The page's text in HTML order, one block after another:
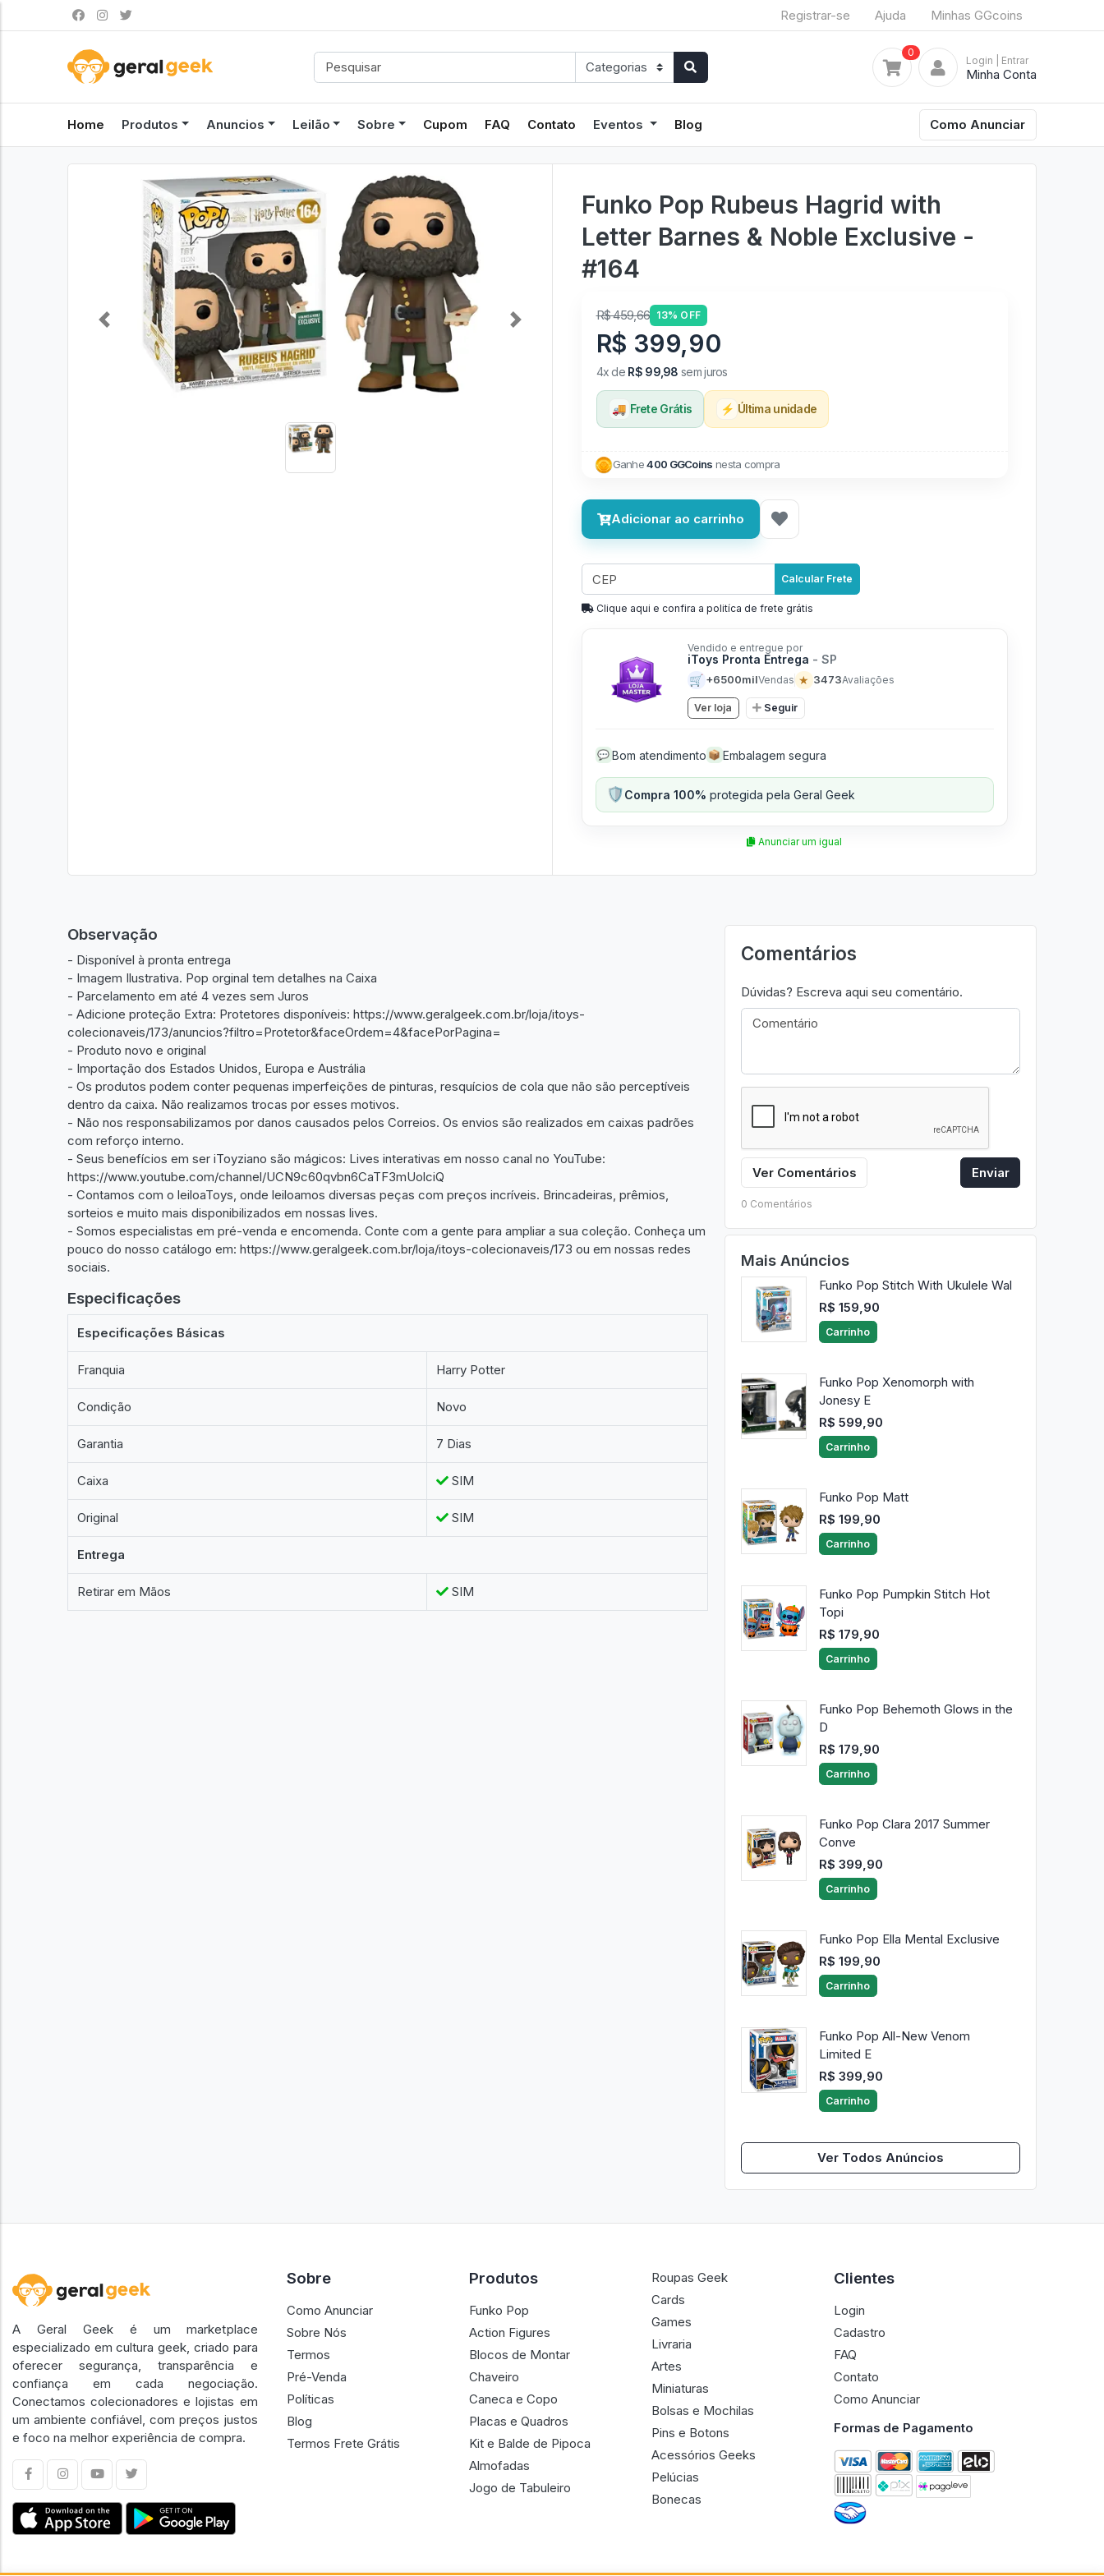
Registrar-se Ajuda Minhas GGcoins
0
Login | Entrar
Minha Conta
Home Produtos Anuncios Leilão Sobre Cupom FAQ Contato Eventos Blog Como Anunciar
Previous Next
Funko Pop Rubeus Hagrid with
Letter Barnes & Noble Exclusive -
#164
R$ 459,66 13% OFF
R$ 399,90
4x de R$ 99,98 sem juros
🚚 Frete Grátis ⚡ Última unidade
Ganhe400 GGCoins nesta compra
Adicionar ao carrinho
Calcular Frete
Clique aqui e confira a politíca de frete grátis
Vendido e entregue por
iToys Pronta Entrega - SP
🛒 +6500milVendas ★ 3473Avaliações
Ver loja Seguir
💬 Bom atendimento 📦 Embalagem segura
🛡️Compra 100% protegida pela Geral Geek
Anunciar um igual
Observação
- Disponível à pronta entrega
- Imagem Ilustrativa. Pop orginal tem detalhes na Caixa
- Parcelamento em até 4 vezes sem Juros
- Adicione proteção Extra: Protetores disponíveis: https://www.geralgeek.com.br/loja/itoys-
colecionaveis/173/anuncios?filtro=Protetor&faceOrdem=4&facePorPagina=
- Produto novo e original
- Importação dos Estados Unidos, Europa e Austrália
- Os produtos podem conter pequenas imperfeições de pinturas, resquícios de cola que não são perceptíveis
dentro da caixa. Não realizamos trocas por esses motivos.
- Não nos responsabilizamos por danos causados pelos Correios. Os envios são realizados em caixas padrões
com reforço interno.
- Seus benefícios em ser iToyziano são mágicos: Lives interativas em nosso canal no YouTube:
https://www.youtube.com/channel/UCN9c60qvbn6CaTF3mUolciQ
- Contamos com o leiloaToys, onde leiloamos diversas peças com preços incríveis. Brincadeiras, prêmios,
sorteios e muito mais disponibilizados em nossas lives.
- Somos especialistas em pré-venda e encomenda. Conte com a gente para ampliar a sua coleção. Conheça um
pouco do nosso catálogo em: https://www.geralgeek.com.br/loja/itoys-colecionaveis/173 ou em nossas redes
sociais.
Especificações
Especificações Básicas
Franquia Harry Potter
Condição Novo
Garantia 7 Dias
Caixa SIM
Original SIM
Entrega
Retirar em Mãos SIM
Comentários
Dúvidas? Escreva aqui seu comentário.
Ver Comentários Enviar
0 Comentários
Mais Anúncios
Funko Pop Stitch With Ukulele Wal
R$ 159,90
Carrinho
Funko Pop Xenomorph with
Jonesy E
R$ 599,90
Carrinho
Funko Pop Matt
R$ 199,90
Carrinho
Funko Pop Pumpkin Stitch Hot
Topi
R$ 179,90
Carrinho
Funko Pop Behemoth Glows in the
D
R$ 179,90
Carrinho
Funko Pop Clara 2017 Summer
Conve
R$ 399,90
Carrinho
Funko Pop Ella Mental Exclusive
R$ 199,90
Carrinho
Funko Pop All-New Venom
Limited E
R$ 399,90
Carrinho
Ver Todos Anúncios
A Geral Geek é um marketplace
especializado em cultura geek, criado para
oferecer segurança, transparência e
confiança em cada negociação.
Conectamos colecionadores e lojistas em
um ambiente confiável, com preços justos
e foco na melhor experiência de compra.
Sobre
Como Anunciar
Sobre Nós
Termos
Pré-Venda
Políticas
Blog
Termos Frete Grátis
Produtos
Funko Pop
Action Figures
Blocos de Montar
Chaveiro
Caneca e Copo
Placas e Quadros
Kit e Balde de Pipoca
Almofadas
Jogo de Tabuleiro
Roupas Geek
Cards
Games
Livraria
Artes
Miniaturas
Bolsas e Mochilas
Pins e Botons
Acessórios Geeks
Pelúcias
Bonecas
Clientes
Login
Cadastro
FAQ
Contato
Como Anunciar
Formas de Pagamento